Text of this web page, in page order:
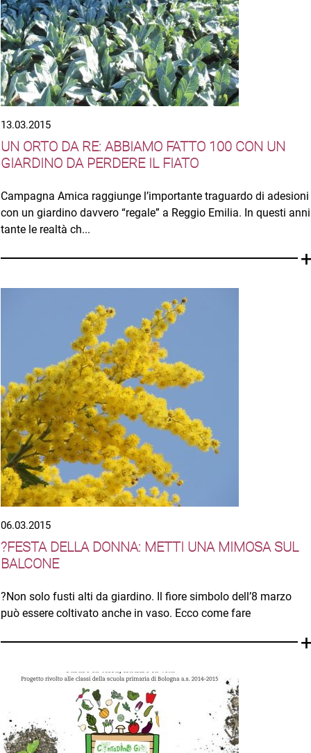
13.03.2015
UN ORTO DA RE: ABBIAMO FATTO 100 CON UN
GIARDINO DA PERDERE IL FIATO
Campagna Amica raggiunge l’importante traguardo di adesioni
con un giardino davvero “regale” a Reggio Emilia. In questi anni
tante le realtà ch...
06.03.2015
?FESTA DELLA DONNA: METTI UNA MIMOSA SUL
BALCONE
?Non solo fusti alti da giardino. Il fiore simbolo dell’8 marzo
può essere coltivato anche in vaso. Ecco come fare